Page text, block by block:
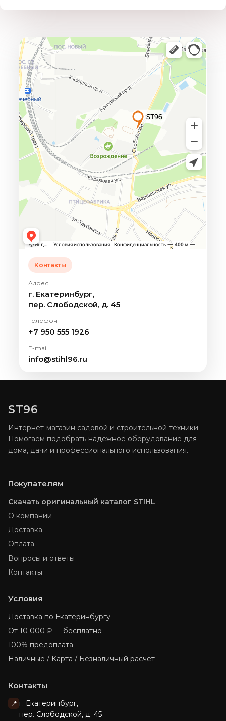
Контакты
Адрес
г. Екатеринбург,
пер. Слободской, д. 45
Телефон
+7 950 555 1926
E-mail
info@stihl96.ru
ST96
Интернет-магазин садовой и строительной техники.
Помогаем подобрать надёжное оборудование для
дома, дачи и профессионального использования.
Покупателям
Скачать оригинальный каталог STIHL
О компании
Доставка
Оплата
Вопросы и ответы
Контакты
Условия
Доставка по Екатеринбургу
От 10 000 ₽ — бесплатно
100% предоплата
Наличные / Карта / Безналичный расчет
Контакты
📍 г. Екатеринбург,
пер. Слободской, д. 45